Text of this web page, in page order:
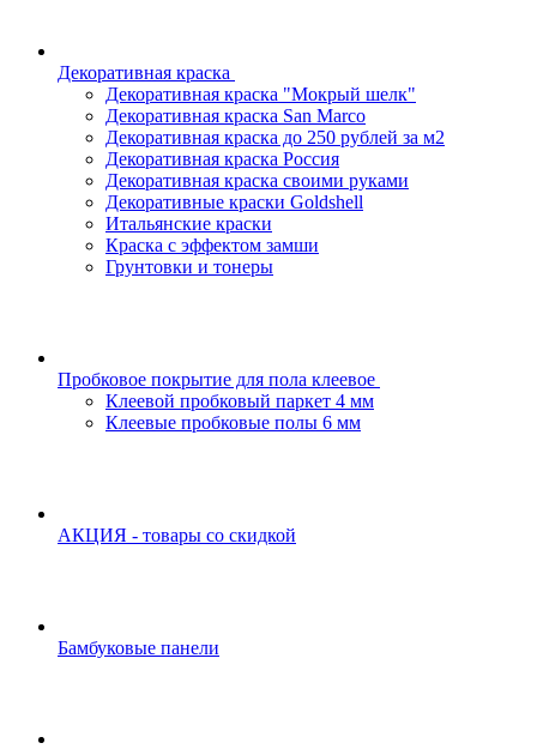
Декоративная краска
Декоративная краска "Мокрый шелк"
Декоративная краска San Marco
Декоративная краска до 250 рублей за м2
Декоративная краска Россия
Декоративная краска своими руками
Декоративные краски Goldshell
Итальянские краски
Краска с эффектом замши
Грунтовки и тонеры
Пробковое покрытие для пола клеевое
Клеевой пробковый паркет 4 мм
Клеевые пробковые полы 6 мм
АКЦИЯ - товары со скидкой
Бамбуковые панели